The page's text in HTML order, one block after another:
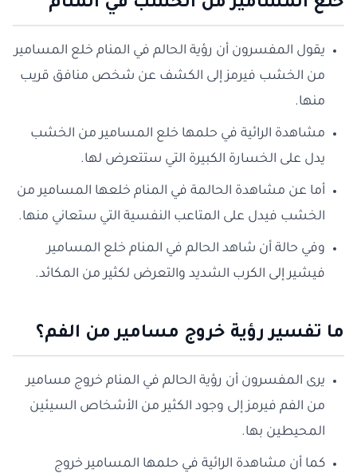
خلع المسامير من الخشب في المنام
يقول المفسرون أن رؤية الحالم في المنام خلع المسامير
من الخشب فيرمز إلى الكشف عن شخص منافق قريب
منها.
مشاهدة الرائية في حلمها خلع المسامير من الخشب
يدل على الخسارة الكبيرة التي ستتعرض لها.
أما عن مشاهدة الحالمة في المنام خلعها المسامير من
الخشب فيدل على المتاعب النفسية التي ستعاني منها.
وفي حالة أن شاهد الحالم في المنام خلع المسامير
فيشير إلى الكرب الشديد والتعرض لكثير من المكائد.
ما تفسير رؤية خروج مسامير من الفم؟
يرى المفسرون أن رؤية الحالم في المنام خروج مسامير
من الفم فيرمز إلى وجود الكثير من الأشخاص السيئين
المحيطين بها.
كما أن مشاهدة الرائية في حلمها المسامير خروج